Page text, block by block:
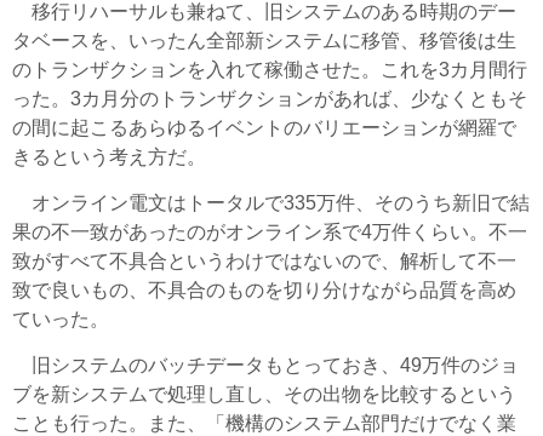
移行リハーサルも兼ねて、旧システムのある時期のデー
タベースを、いったん全部新システムに移管、移管後は生
のトランザクションを入れて稼働させた。これを3カ月間行
った。3カ月分のトランザクションがあれば、少なくともそ
の間に起こるあらゆるイベントのバリエーションが網羅で
きるという考え方だ。
オンライン電文はトータルで335万件、そのうち新旧で結
果の不一致があったのがオンライン系で4万件くらい。不一
致がすべて不具合というわけではないので、解析して不一
致で良いもの、不具合のものを切り分けながら品質を高め
ていった。
旧システムのバッチデータもとっておき、49万件のジョ
ブを新システムで処理し直し、その出物を比較するという
ことも行った。また、「機構のシステム部門だけでなく業